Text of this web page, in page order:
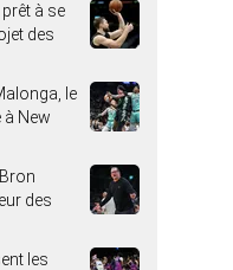
à se
des
le
New
des
les